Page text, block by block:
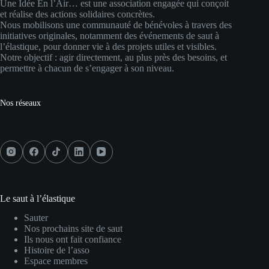
Une Idée En l’Air… est une association engagée qui conçoit
et réalise des actions solidaires concrètes.
Nous mobilisons une communauté de bénévoles à travers des
initiatives originales, notamment des événements de saut à
l’élastique, pour donner vie à des projets utiles et visibles.
Notre objectif : agir directement, au plus près des besoins, et
permettre à chacun de s’engager à son niveau.
Nos réseaux
Le saut à l’élastique
Sauter
Nos prochains site de saut
Ils nous ont fait confiance
Histoire de l’asso
Espace membres